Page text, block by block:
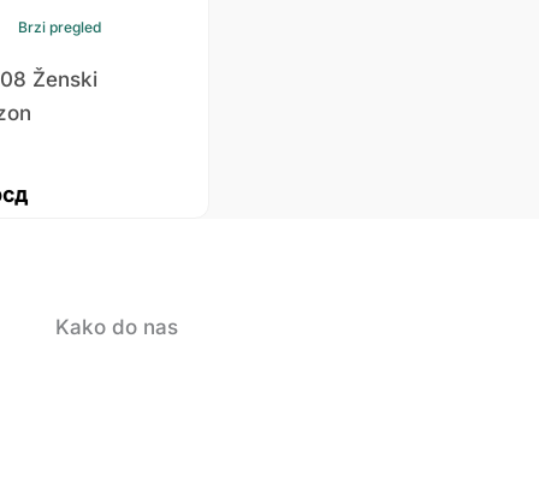
Brzi pregled
Ženski
Kako do nas